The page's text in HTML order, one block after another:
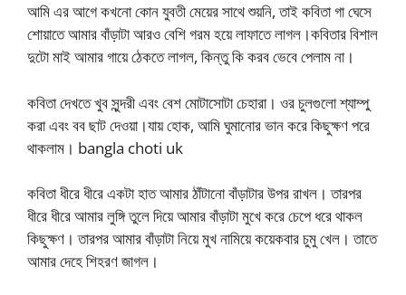
আমি এর আগে কখনো কোন যুবতী মেয়ের সাথে শুয়নি, তাই কবিতা গা ঘেসে
শোয়াতে আমার বাঁড়াটা আরও বেশি গরম হয়ে লাফাতে লাগল।কবিতার বিশাল
দুটো মাই আমার গায়ে ঠেকতে লাগল, কিন্তু কি করব ভেবে পেলাম না।
কবিতা দেখতে খুব সুন্দরী এবং বেশ মোটাসোটা চেহারা। ওর চুলগুলো শ্যাম্পু
করা এবং বব ছাট দেওয়া।যায় হোক, আমি ঘুমানোর ভান করে কিছুক্ষণ পরে
থাকলাম। bangla choti uk
কবিতা ধীরে ধীরে একটা হাত আমার ঠাঁটানো বাঁড়াটার উপর রাখল। তারপর
ধীরে ধীরে আমার লুঙ্গি তুলে দিয়ে আমার বাঁড়াটা মুখে করে চেপে ধরে থাকল
কিছুক্ষণ। তারপর আমার বাঁড়াটা নিয়ে মুখ নামিয়ে কয়েকবার চুমু খেল। তাতে
আমার দেহে শিহরণ জাগল।